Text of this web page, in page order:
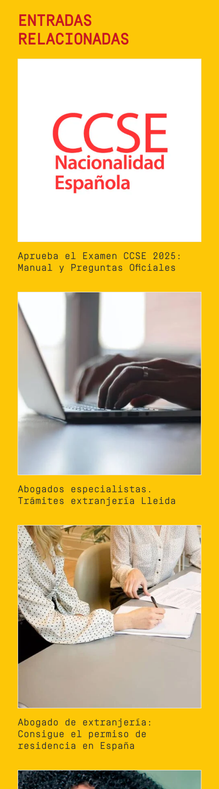
ENTRADAS
RELACIONADAS
Aprueba el Examen CCSE 2025:
Manual y Preguntas Oficiales
Abogados especialistas.
Trámites extranjería Lleida
Abogado de extranjería:
Consigue el permiso de
residencia en España